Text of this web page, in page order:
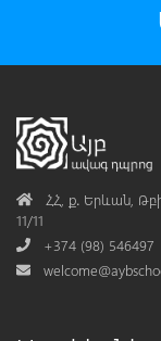
AddressՀՀ, ք․ Երևան,
11/11
Phone+374 (98) 546497
Mail